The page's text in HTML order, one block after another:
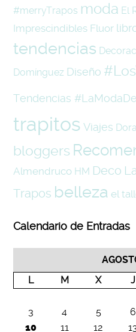
#merryTrapos moda El
Imprescindibles Fluor
tendencias
Domínguez Diseño
Tendencias
trapitos Viajes
bloggers
Almendruco HM Deco
Trapos belleza el
Calendario de Entradas
L
M X J
3
4 5 6
10
11 12